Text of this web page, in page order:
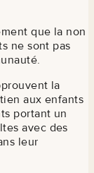
que la non
ne sont pas
la
aux enfants
portant un
avec des
leur